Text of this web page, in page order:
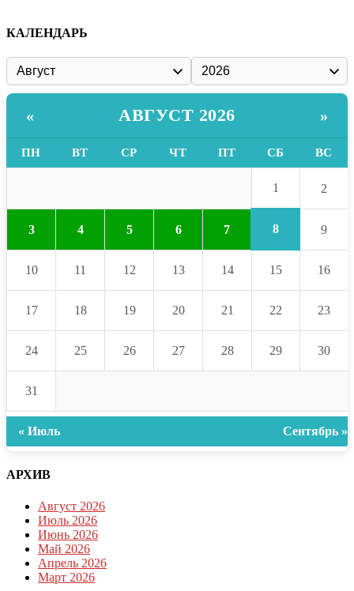
КАЛЕНДАРЬ
« АВГУСТ 2026 »
ПН ВТ СР ЧТ ПТ СБ ВС
1 2
3 4 5 6 7 8 9
10 11 12 13 14 15 16
17 18 19 20 21 22 23
24 25 26 27 28 29 30
31
« Июль Сентябрь »
АРХИВ
Август 2026
Июль 2026
Июнь 2026
Май 2026
Апрель 2026
Март 2026